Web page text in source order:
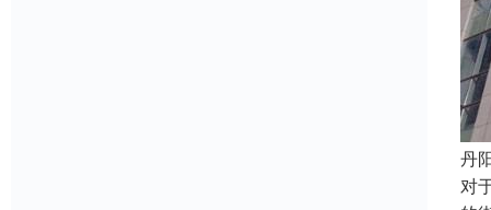
丹
对